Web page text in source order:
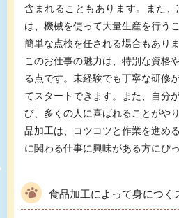
含まれることもあります。また
は、機械を使って大量生産を行う
簡単な点検を任される場合もありま
このお仕事の魅力は、特別な資格
る点です。未経験でも丁寧な研修
てスタートできます。また、自分
び、多くの人に喜ばれることがや
品加工は、コツコツと作業を進め
に関わる仕事に興味がある方にぴ
食品加工によって身につく